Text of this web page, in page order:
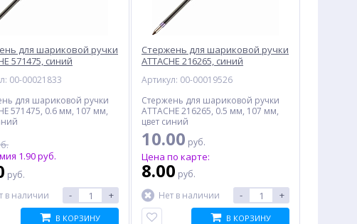
для шариковой ручки
571475, синий
00-00021833
для шариковой ручки
571475, 0.6 мм, 107 мм,
1.90 руб.
руб.
в наличии
- +
В КОРЗИНУ
Стержень для шариковой ручки
ATTACHE 216265, синий
Артикул: 00-00019526
Стержень для шариковой ручки
ATTACHE 216265, 0.5 мм, 107 мм,
цвет синий
10.00 руб.
Цена по карте:
8.00 руб.
Нет в наличии
- +
В КОРЗИНУ